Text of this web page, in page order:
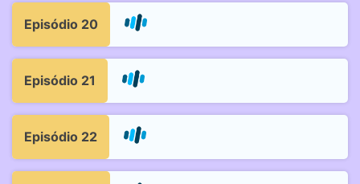
Episódio 20
Episódio 21
Episódio 22